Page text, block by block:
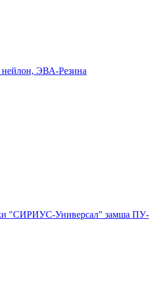
ЭВА-Резина
"СИРИУС-Универсал" замша ПУ-